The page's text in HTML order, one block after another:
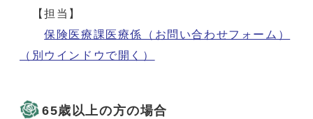
【担当】
保険医療課医療係（お問い合わせフォーム）
（別ウインドウで開く）
65歳以上の方の場合